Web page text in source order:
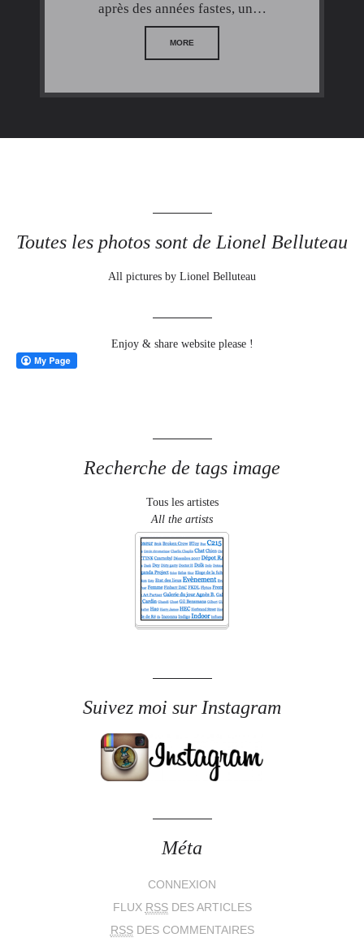
après des années fastes, un…
MORE
Toutes les photos sont de Lionel Belluteau
All pictures by Lionel Belluteau
Enjoy & share website please !
Recherche de tags image
Tous les artistes
All the artists
Suivez moi sur Instagram
Méta
CONNEXION
FLUX RSSDES ARTICLES
RSSDES COMMENTAIRES